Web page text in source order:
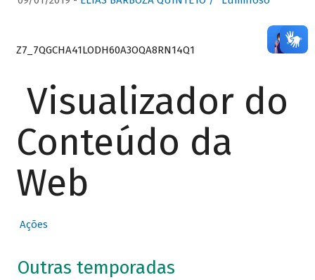
Z7_7QGCHA41LODH60A3OQA8RN14Q1
Visualizador do
Conteúdo da
Web
Ações
Outras temporadas